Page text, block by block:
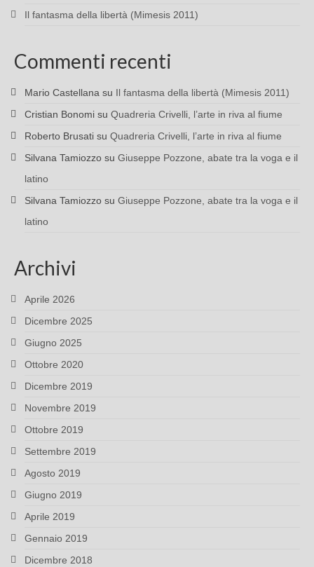
Il fantasma della libertà (Mimesis 2011)
Commenti recenti
Mario Castellana su Il fantasma della libertà (Mimesis 2011)
Cristian Bonomi su Quadreria Crivelli, l’arte in riva al fiume
Roberto Brusati su Quadreria Crivelli, l’arte in riva al fiume
Silvana Tamiozzo su Giuseppe Pozzone, abate tra la voga e il
latino
Silvana Tamiozzo su Giuseppe Pozzone, abate tra la voga e il
latino
Archivi
Aprile 2026
Dicembre 2025
Giugno 2025
Ottobre 2020
Dicembre 2019
Novembre 2019
Ottobre 2019
Settembre 2019
Agosto 2019
Giugno 2019
Aprile 2019
Gennaio 2019
Dicembre 2018